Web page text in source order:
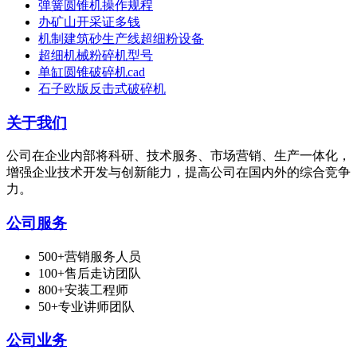
弹簧圆锥机操作规程
办矿山开采证多钱
机制建筑砂生产线超细粉设备
超细机械粉碎机型号
单缸圆锥破碎机cad
石子欧版反击式破碎机
关于我们
公司在企业内部将科研、技术服务、市场营销、生产一体化，
增强企业技术开发与创新能力，提高公司在国内外的综合竞争
力。
公司服务
500+营销服务人员
100+售后走访团队
800+安装工程师
50+专业讲师团队
公司业务